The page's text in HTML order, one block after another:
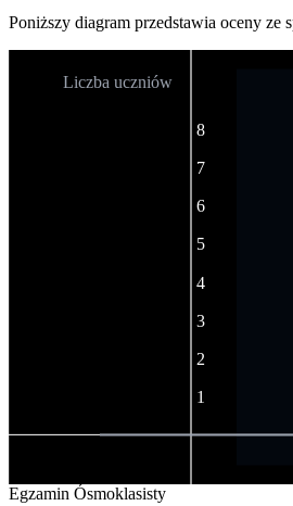
Poniższy diagram przedstawia oceny
1
2
3
4
5
6
7
8
Liczba uczniów
Egzamin Ósmoklasisty